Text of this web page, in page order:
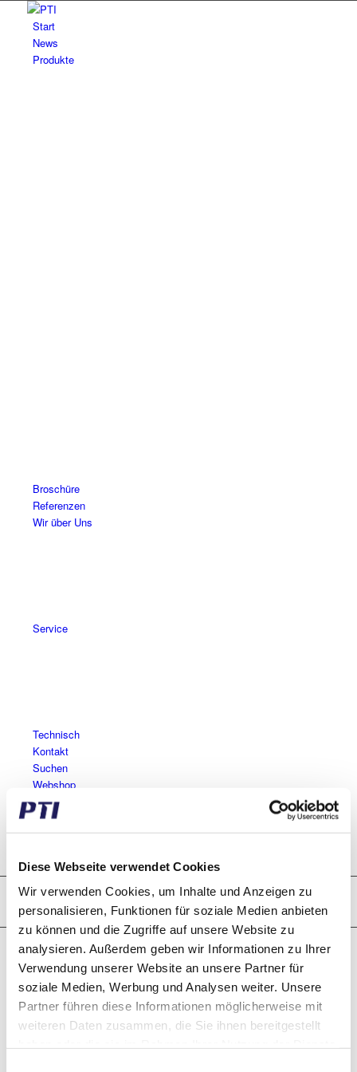
Diese Webseite verwendet Cookies
Wir verwenden Cookies, um Inhalte und Anzeigen zu
personalisieren, Funktionen für soziale Medien anbieten
zu können und die Zugriffe auf unsere Website zu
analysieren. Außerdem geben wir Informationen zu Ihrer
Verwendung unserer Website an unsere Partner für
soziale Medien, Werbung und Analysen weiter. Unsere
Partner führen diese Informationen möglicherweise mit
weiteren Daten zusammen, die Sie ihnen bereitgestellt
Start
News
Produkte
Broschüre
Referenzen
Wir über Uns
Service
Technisch
Kontakt
Suchen
Webshop
News
News
Verspätungen mit
DPD
Verspätungen mit DPD
27. April 2020 /inAktuelles
Leider treten bei einigen unserer mit DPD versendeten Pakete
Verzögerungen auf.